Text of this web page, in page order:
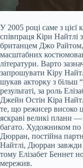
У 2005 році саме з цієї
співпраця Кіри Найтлі
британцем Джо Райтом,
масштабних
літератури. Варто
запрошувати Кіру
шукав акторку з більш
результаті, за роль
Джейн Остін Кіра
те, що режисер високо
яскраві великі плани
багато. Художником по
Дюрран, постійна
Найтлі, Дюрран завжди
тому Елізабет Беннет
мережив.